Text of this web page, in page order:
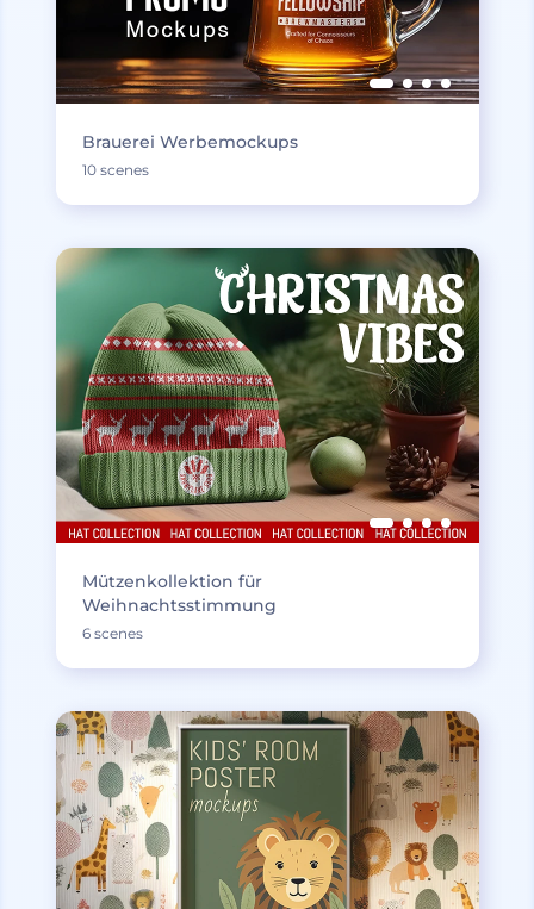
Brauerei Werbemockups
10 scenes
Mützenkollektion für
Weihnachtsstimmung
6 scenes